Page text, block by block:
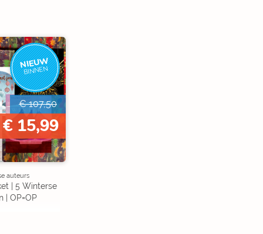
NIEUW
BINNEN
€ 107,50
€ 15,99
auteurs
| 5 Winterse
| OP=OP